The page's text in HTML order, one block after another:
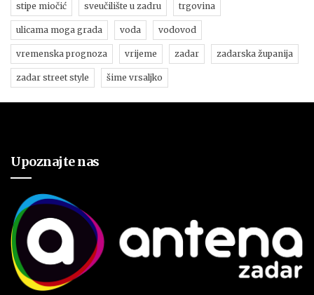
stipe miočić sveučilište u zadru trgovina
ulicama moga grada voda vodovod
vremenska prognoza vrijeme zadar zadarska županija
zadar street style šime vrsaljko
Upoznajte nas